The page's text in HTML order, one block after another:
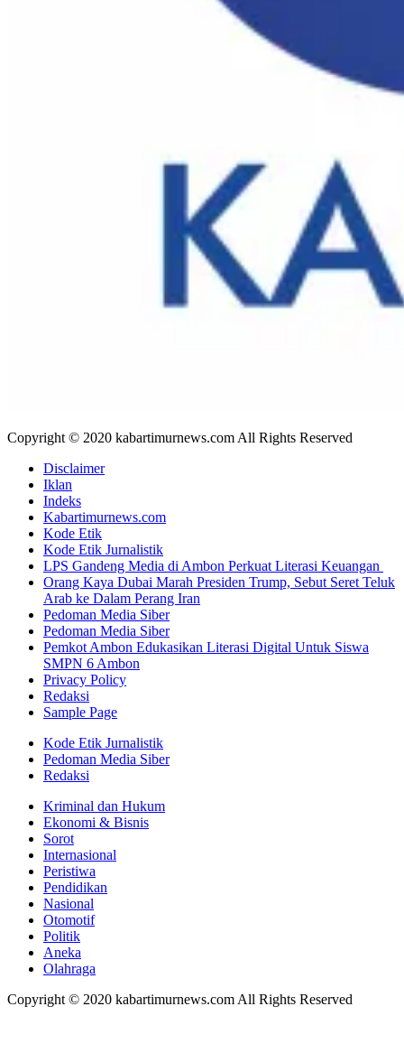
Copyright © 2020 kabartimurnews.com All Rights Reserved
Disclaimer
Iklan
Indeks
Kabartimurnews.com
Kode Etik
Kode Etik Jurnalistik
LPS Gandeng Media di Ambon Perkuat Literasi Keuangan
Orang Kaya Dubai Marah Presiden Trump, Sebut Seret Teluk
Arab ke Dalam Perang Iran
Pedoman Media Siber
Pedoman Media Siber
Pemkot Ambon Edukasikan Literasi Digital Untuk Siswa
SMPN 6 Ambon
Privacy Policy
Redaksi
Sample Page
Kode Etik Jurnalistik
Pedoman Media Siber
Redaksi
Kriminal dan Hukum
Ekonomi & Bisnis
Sorot
Internasional
Peristiwa
Pendidikan
Nasional
Otomotif
Politik
Aneka
Olahraga
Copyright © 2020 kabartimurnews.com All Rights Reserved